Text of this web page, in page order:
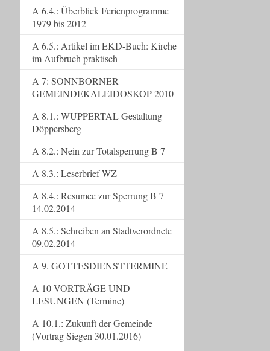
A 6.4.: Überblick Ferienprogramme
1979 bis 2012
A 6.5.: Artikel im EKD-Buch: Kirche
im Aufbruch praktisch
A 7: SONNBORNER
GEMEINDEKALEIDOSKOP 2010
A 8.1.: WUPPERTAL Gestaltung
Döppersberg
A 8.2.: Nein zur Totalsperrung B 7
A 8.3.: Leserbrief WZ
A 8.4.: Resumee zur Sperrung B 7
14.02.2014
A 8.5.: Schreiben an Stadtverordnete
09.02.2014
A 9. GOTTESDIENSTTERMINE
A 10 VORTRÄGE UND
LESUNGEN (Termine)
A 10.1.: Zukunft der Gemeinde
(Vortrag Siegen 30.01.2016)